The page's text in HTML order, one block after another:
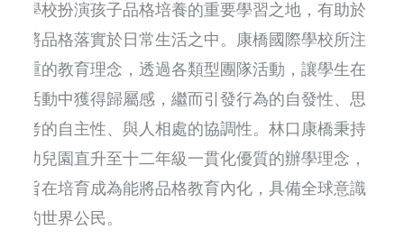
學校扮演孩子品格培養的重要學習之地，有助於
將品格落實於日常生活之中。康橋國際學校所注
重的教育理念，透過各類型團隊活動，讓學生在
活動中獲得歸屬感，繼而引發行為的自發性、思
考的自主性、與人相處的協調性。林口康橋秉持
幼兒園直升至十二年級一貫化優質的辦學理念，
旨在培育成為能將品格教育內化，具備全球意識
的世界公民。
才』
品
格
教
育
是
關
鍵